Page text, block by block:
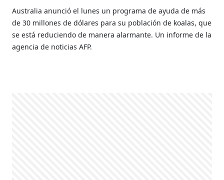
Australia anunció el lunes un programa de ayuda de más
de 30 millones de dólares para su población de koalas, que
se está reduciendo de manera alarmante. Un informe de la
agencia de noticias AFP.